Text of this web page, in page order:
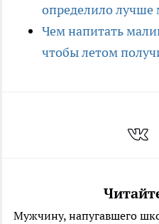
определило
Чем напитать
чтобы летом
Мужчину, напугавшего